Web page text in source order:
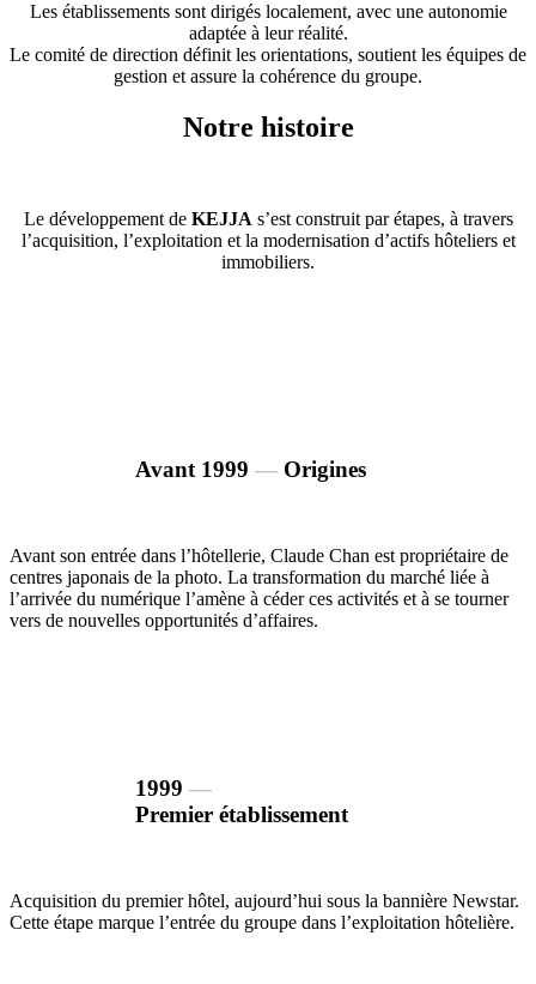
Les établissements sont dirigés localement, avec une autonomie
adaptée à leur réalité.
Le comité de direction définit les orientations, soutient les équipes de
gestion et assure la cohérence du groupe.
Notre histoire
Le développement de KEJJA s’est construit par étapes, à travers
l’acquisition, l’exploitation et la modernisation d’actifs hôteliers et
immobiliers.
Avant 1999 ― Origines
Avant son entrée dans l’hôtellerie, Claude Chan est propriétaire de
centres japonais de la photo. La transformation du marché liée à
l’arrivée du numérique l’amène à céder ces activités et à se tourner
vers de nouvelles opportunités d’affaires.
1999 ―
Premier établissement
Acquisition du premier hôtel, aujourd’hui sous la bannière Newstar.
Cette étape marque l’entrée du groupe dans l’exploitation hôtelière.